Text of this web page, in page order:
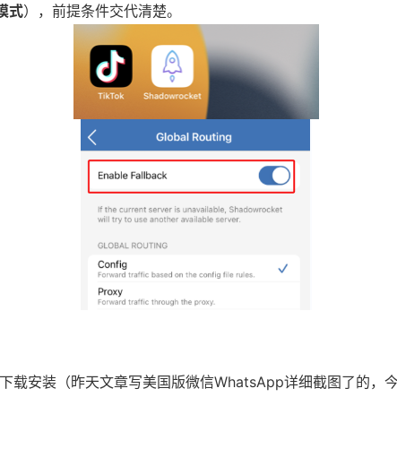
式），前提条件交代清楚。
载安装（昨天文章写美国版微信WhatsApp详细截图了的，